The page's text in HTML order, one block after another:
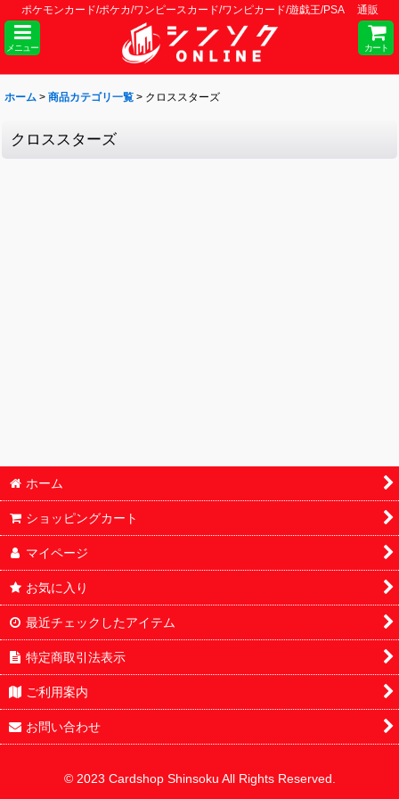
ポケモンカード/ポケカ/ワンピースカード/ワンピカード/遊戯王/PSA 通販
メニュー カート
ホーム > 商品カテゴリ一覧 > クロススターズ
クロススターズ
ホーム
ショッピングカート
マイページ
お気に入り
最近チェックしたアイテム
特定商取引法表示
ご利用案内
お問い合わせ
© 2023 Cardshop Shinsoku All Rights Reserved.